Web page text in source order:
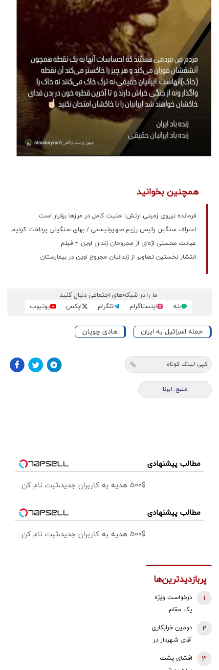
همچنین بخوانید
فرمانده نیروی زمینی ارتش: امنیت کامل در مرزها برقرار است
اعتراف سنگین رئیس رژیم صهیونیستی / بهای سنگینی پرداخت کردیم
عیادت محسنی اژه‌ای از مجروحان زندان اوین + فیلم
انتشار نخستین تصاویر از زندانیان مجروح اوین در بیمارستان
ما را در شبکه‌های اجتماعی دنبال کنید
بله
اینستاگرام تلگرام ایکس یوتیوب
حمله اسرائیل به ایران هادی چوپان
کپی لینک کوتاه
منبع: ایرنا
مطالب پیشنهادی
500$ هدیه به کاربران جدید،ثبت نام کن
مطالب پیشنهادی
500$ هدیه به کاربران جدید،ثبت نام کن
پربازدیدترین‌ها
درخواست ویژه
یک مقام
جوانان: اگر
تفاهم ایران و
آمریکارا برای
1
دومین خرابکاری
آقای شهردار در
پس لرزه صدور
2
افشای پشت
3